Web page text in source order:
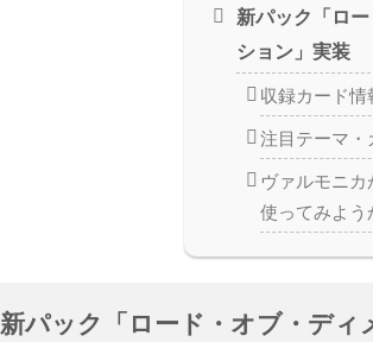
新パック「ロ
ション」実装
収録カード情
注目テーマ・
ヴァルモニ
使ってみよう
新パック「ロード・オブ・ディ